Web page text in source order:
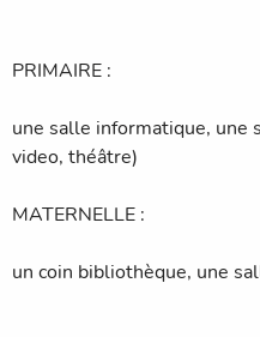
PRIMAIRE :
une salle informatique, une
video, théâtre)
MATERNELLE :
un coin bibliothèque, une